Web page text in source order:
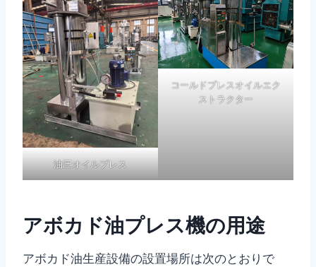
油圧オイルプレス
コールドプレスオイルエク
ストラクター
アボカド油プレス機の用途
アボカド油生産設備の設置場所は次のとおりで